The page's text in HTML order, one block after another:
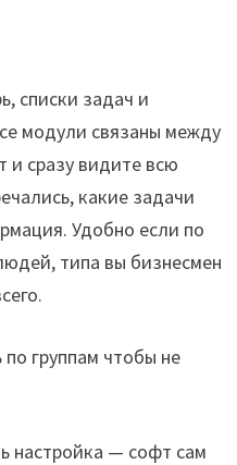
списки задач и
модули связаны между
и сразу видите всю
какие задачи
Удобно если по
типа вы бизнесмен
группам чтобы не
настройка — софт сам